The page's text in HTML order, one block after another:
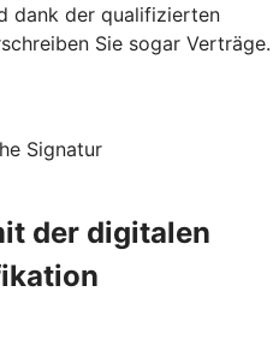
dank der qualifizierten
Sie sogar Verträge.
Signatur
der digitalen